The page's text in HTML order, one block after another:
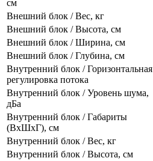
см
Внешний блок / Вес, кг
Внешний блок / Высота, см
Внешний блок / Ширина, см
Внешний блок / Глубина, см
Внутренний блок / Горизонтальная
регулировка потока
Внутренний блок / Уровень шума,
дБа
Внутренний блок / Габариты
(ВхШхГ), см
Внутренний блок / Вес, кг
Внутренний блок / Высота, см